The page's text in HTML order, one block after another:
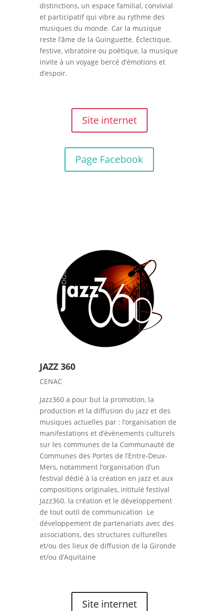
distinctions, un espace familial, convivial
et participatif qui vibre au rythme des
musiques du monde. Car la musique
reste l’âme de la Guinguette. Éclectique,
festive, vibratoire ou poétique, la musique
invite à un voyage bercé d’émotions et
d’espoir.
Site internet
Page Facebook
JAZZ 360
CENAC
Jazz360 a pour but la promotion, la
production et la diffusion du jazz et des
musiques actuelles par : l’organisation de
manifestations et d’évènements culturels
sur les communes de la Communauté de
Communes des Portes de l’Entre-Deux-
Mers, notamment l’organisation d’un
festival dédié à la création en jazz et aux
compositions originales, intitulé festival
Jazz360. la création et le développement
de tout outil de communication Le
développement de partenariats avec des
associations, des structures culturelles
et/ou des lieux de diffusion de la Gironde
et/ou d’Aquitaine
Site internet